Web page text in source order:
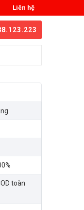
Liên hệ
toàn